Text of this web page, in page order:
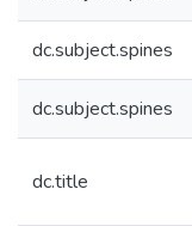
dc.subject.spines
dc.subject.spines
dc.title